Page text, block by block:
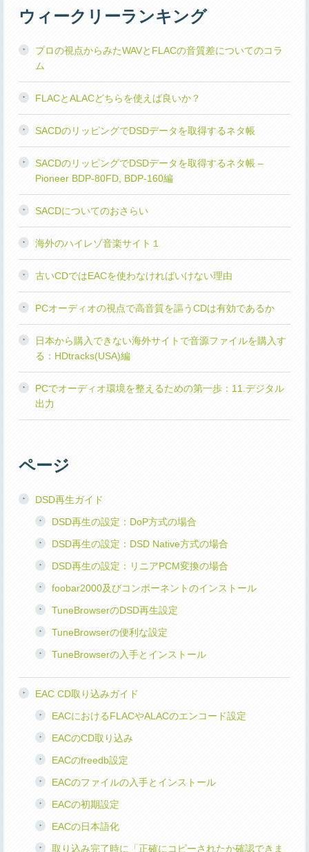
ウィークリーランキング
プロの視点からみたWAVとFLACの音質差についてのコラ
ム
FLACとALACどちらを使えば良いか？
SACDのリッピングでDSDデータを取得するネタ帳
SACDのリッピングでDSDデータを取得するネタ帳 –
Pioneer BDP-80FD, BDP-160編
SACDについてのおさらい
海外のハイレゾ音楽サイト１
古いCDではEACを使わなければいけない理由
PCオーディオの視点で高音質を謳うCDは有効であるか
日本から購入できない海外サイトで音源ファイルを購入す
る：HDtracks(USA)編
PCでオーディオ環境を整えるための第一歩：11.デジタル
出力
ページ
DSD再生ガイド
DSD再生の設定：DoP方式の場合
DSD再生の設定：DSD Native方式の場合
DSD再生の設定：リニアPCM変換の場合
foobar2000及びコンポーネントのインストール
TuneBrowserのDSD再生設定
TuneBrowserの便利な設定
TuneBrowserの入手とインストール
EAC CD取り込みガイド
EACにおけるFLACやALACのエンコード設定
EACのCD取り込み
EACのfreedb設定
EACのファイルの入手とインストール
EACの初期設定
EACの日本語化
取り込み完了時に「正確にコピーされたか確認できま